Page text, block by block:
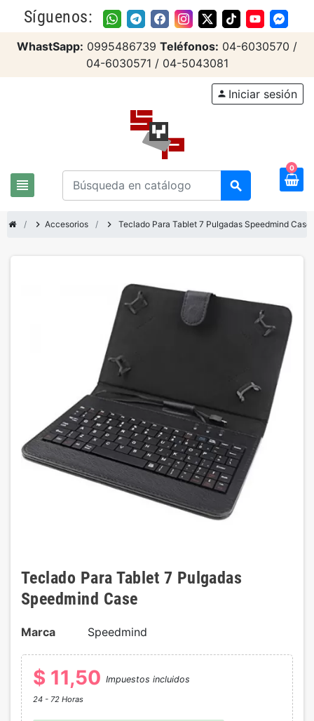
Síguenos:
WhastSapp: 0995486739 Teléfonos: 04-6030570 /
04-6030571 / 04-5043081
view_headline search
person Iniciar sesión
0
chevron_right Accesorios chevron_right Teclado Para Tablet 7 Pulgadas Speedmind Case
Teclado Para Tablet 7 Pulgadas
Speedmind Case
Marca Speedmind
$ 11,50 Impuestos incluidos
24 - 72 Horas